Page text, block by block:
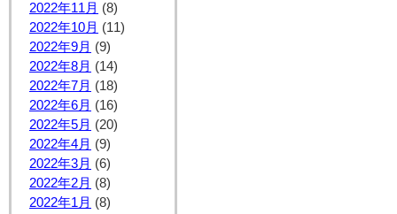
2022年11月 (8)
2022年10月 (11)
2022年9月 (9)
2022年8月 (14)
2022年7月 (18)
2022年6月 (16)
2022年5月 (20)
2022年4月 (9)
2022年3月 (6)
2022年2月 (8)
2022年1月 (8)